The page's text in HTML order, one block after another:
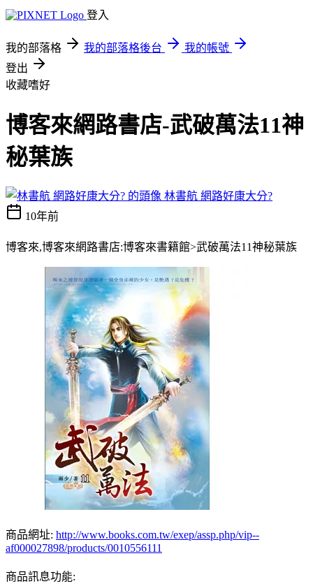
登入
我的部落格 我的部落格後台
我的帳號
登出
收藏嗜好
博客來網路書店-武破萬法11神
秘葉族
林書航 網路好康大分?
10年前
博客來,博客來網路書店:博客來書籍館>武破萬法11神秘葉族
商品網址: http://www.books.com.tw/exep/assp.php/vip--
af000027898/products/0010556111
商品訊息功能: